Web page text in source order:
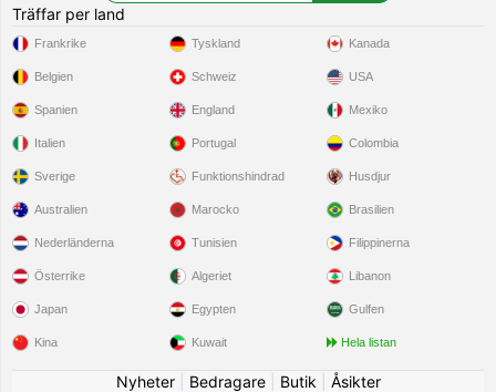
Träffar per land
Frankrike
Belgien
Spanien
Italien
Sverige
Tyskland
Schweiz
England
Portugal
Funktionshindrad
Kanada
USA
Mexiko
Colombia
Husdjur
Australien
Nederländerna
Österrike
Japan
Kina
Marocko
Tunisien
Algeriet
Egypten
Kuwait
Brasilien
Filippinerna
Libanon
Gulfen
Hela listan
Nyheter| Bedragare| Butik
Åsikter